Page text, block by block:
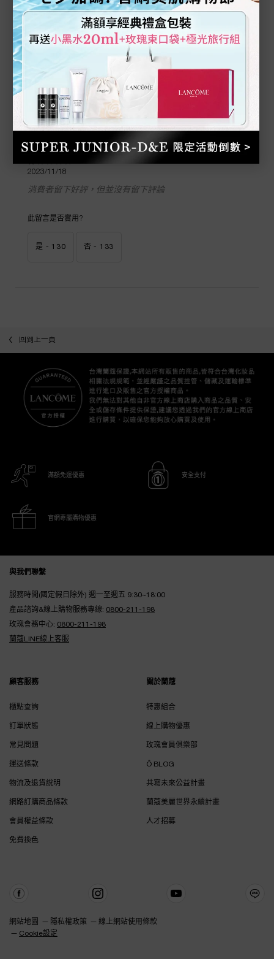
2023/11/26
消費者留下好評，但並沒有留下評論
否 -125
匿名
2023/11/18
消費者留下好評，但並沒有留下評論
此留言是否實用?
是 - 130 否 - 133
回到上一頁
滿額免運優惠 安全支付
官網專屬購物優惠
與我們聯繫
服務時間(國定假日除外) 週一至週五 9:30~18:00
產品諮詢&線上購物服務專線: 0800-211-198
玫瑰會務中心: 0800-211-198
蘭蔻LINE線上客服
顧客服務
櫃點查詢
訂單狀態
常見問題
運送條款
物流及退貨說明
網路訂購商品條款
會員權益條款
免費換色
關於蘭蔻
特惠組合
線上購物優惠
玫瑰會員俱樂部
Ô BLOG
共寫未來公益計畫
蘭蔻美麗世界永續計畫
人才招募
網站地圖 隱私權政策
線上網站使用條款
Cookie設定